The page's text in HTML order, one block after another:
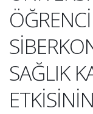
SAĞLIK